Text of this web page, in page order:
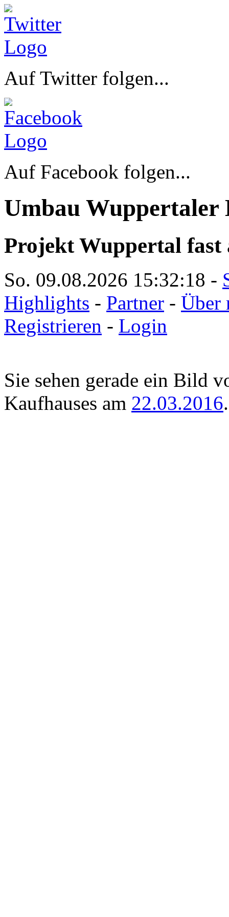
Auf Twitter folgen...
Auf Facebook folgen...
Umbau Wuppertaler
Projekt Wuppertal fast
So. 09.08.2026 15:32:18 -
Highlights - Partner - Über
Registrieren - Login
Sie sehen gerade ein Bild
Kaufhauses am 22.03.2016.